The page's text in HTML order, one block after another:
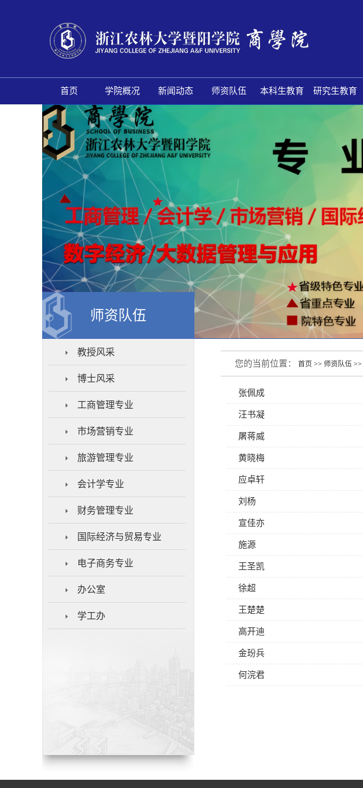
首页 学院概况 新闻动态 师资队伍 本科生教育 研究生教育
师资队伍
教授风采
博士风采
工商管理专业
市场营销专业
旅游管理专业
会计学专业
财务管理专业
国际经济与贸易专业
电子商务专业
办公室
学工办
您的当前位置： 首页 >> 师资队伍 >>
张佩成
汪书凝
屠蒋威
黄晓梅
应卓轩
刘杨
宣佳亦
施源
王圣凯
徐超
王楚楚
高开迪
金玢兵
何浣君